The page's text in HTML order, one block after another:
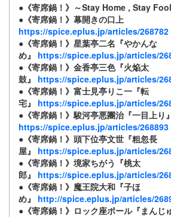
●《寄席鍋！》～Stay Home , Stay
●《寄席鍋！》幕開きの口上
https://spice.eplus.jp/articles/268782
●《寄席鍋！》星葉亭二名『やかんな
め』 https://spice.eplus.jp/articles/
●《寄席鍋！》金香亭三色『火焔太
鼓』 https://spice.eplus.jp/articles/
●《寄席鍋！》富士見亭りこ一『転
宅』 https://spice.eplus.jp/articles/
●《寄席鍋！》駿河亭悪團治『一目上り』
https://spice.eplus.jp/articles/268893
●《寄席鍋！》頭下位亭文世『粗忽長
屋』 https://spice.eplus.jp/articles/
●《寄席鍋！》境家ちがう『桃太
郎』 https://spice.eplus.jp/articles/
●《寄席鍋！》魔王院大和『子ほ
め』 http://spice.eplus.jp/articles/
●《寄席鍋！》ロック座ポール『まんじ